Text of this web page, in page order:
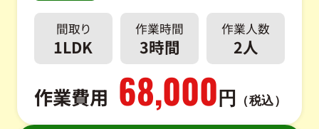
間取り
1LDK
作業時間
3時間
作業人数
2人
作業費用 68,000 円 （税込）